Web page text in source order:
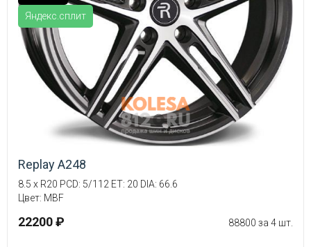
Яндекс.сплит
Replay A248
8.5 x R20 PCD: 5/112 ET: 20 DIA: 66.6
Цвет: MBF
22200 ₽ 88800 за 4 шт.